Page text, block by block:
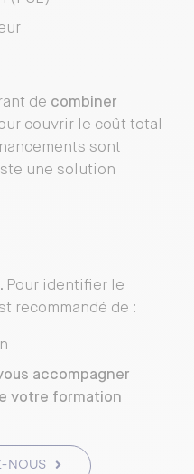
de combiner
couvrir le coût total
sont
une solution
Pour identifier le
recommandé de :
accompagner
votre formation
NOUS